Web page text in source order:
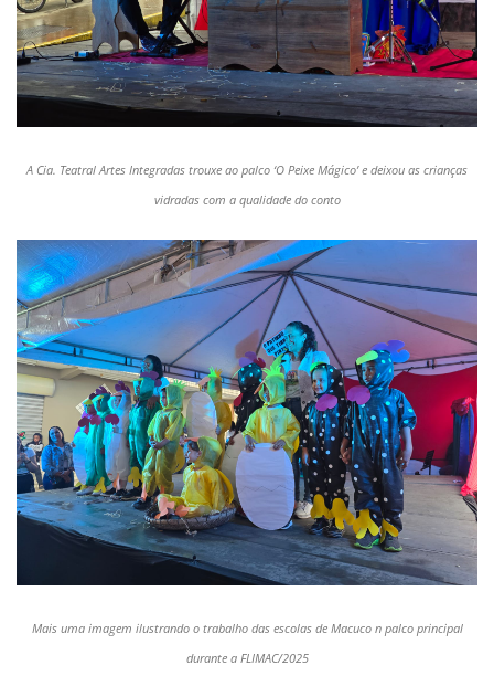
A Cia. Teatral Artes Integradas trouxe ao palco ‘O Peixe Mágico’ e deixou as crianças
vidradas com a qualidade do conto
Mais uma imagem ilustrando o trabalho das escolas de Macuco n palco principal
durante a FLIMAC/2025